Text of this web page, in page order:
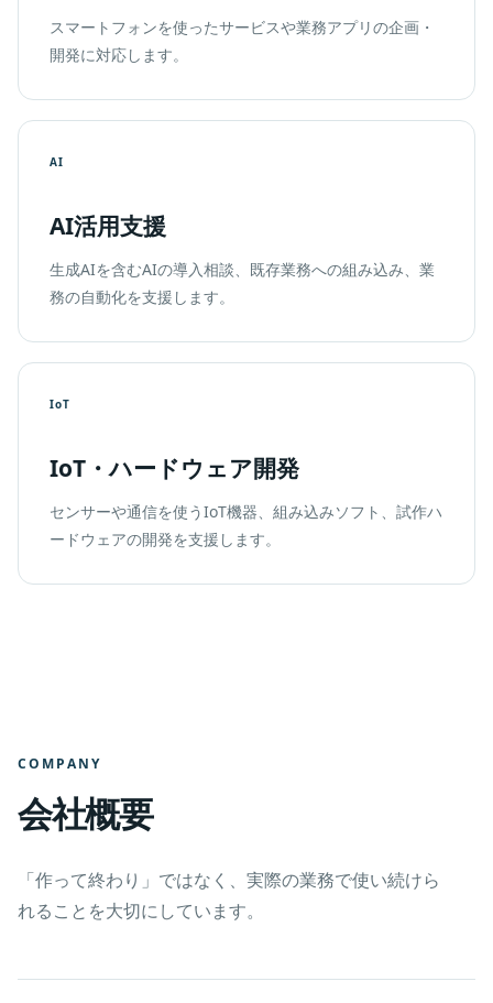
スマートフォンを使ったサービスや業務アプリの企画・
開発に対応します。
AI
AI活用支援
生成AIを含むAIの導入相談、既存業務への組み込み、業
務の自動化を支援します。
IoT
IoT・ハードウェア開発
センサーや通信を使うIoT機器、組み込みソフト、試作ハ
ードウェアの開発を支援します。
COMPANY
会社概要
「作って終わり」ではなく、実際の業務で使い続けら
れることを大切にしています。